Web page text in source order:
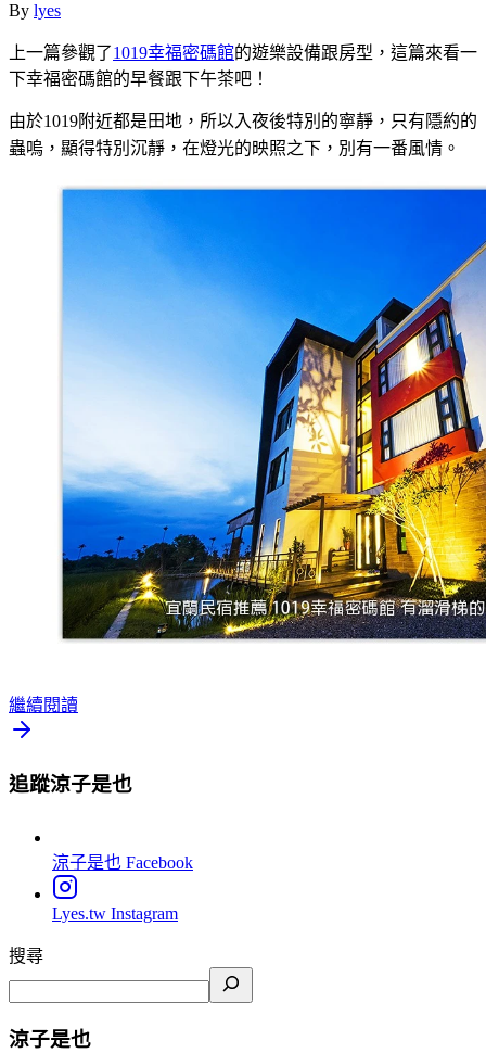
By lyes
上一篇參觀了1019幸福密碼館的遊樂設備跟房型，這篇來看一
下幸福密碼館的早餐跟下午茶吧！
由於1019附近都是田地，所以入夜後特別的寧靜，只有隱約的
蟲嗚，顯得特別沉靜，在燈光的映照之下，別有一番風情。
繼續閱讀
追蹤涼子是也
涼子是也 Facebook
Lyes.tw Instagram
搜尋
涼子是也